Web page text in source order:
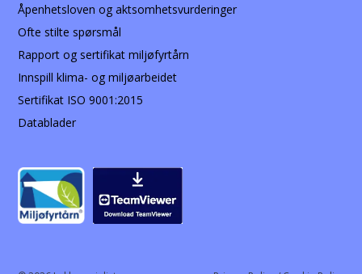
Åpenhetsloven og aktsomhetsvurderinger
Ofte stilte spørsmål
Rapport og sertifikat miljøfyrtårn
Innspill klima- og miljøarbeidet
Sertifikat ISO 9001:2015
Datablader